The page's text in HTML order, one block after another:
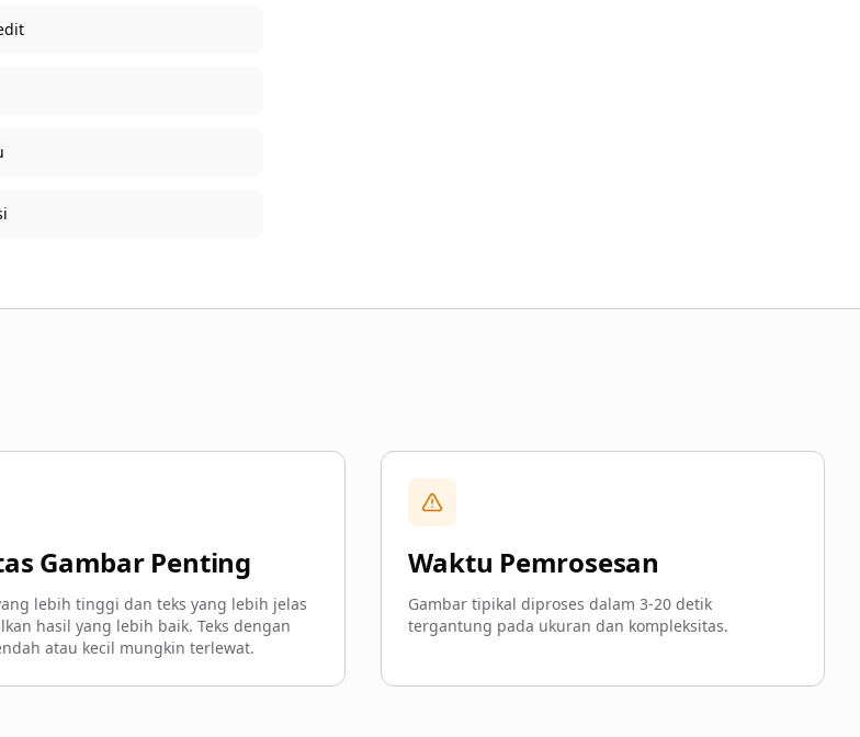
Gambar Penting
lebih tinggi dan teks yang lebih jelas
hasil yang lebih baik. Teks dengan
atau kecil mungkin terlewat.
Waktu Pemrosesan
Gambar tipikal diproses dalam 3-20 detik
tergantung pada ukuran dan kompleksitas.